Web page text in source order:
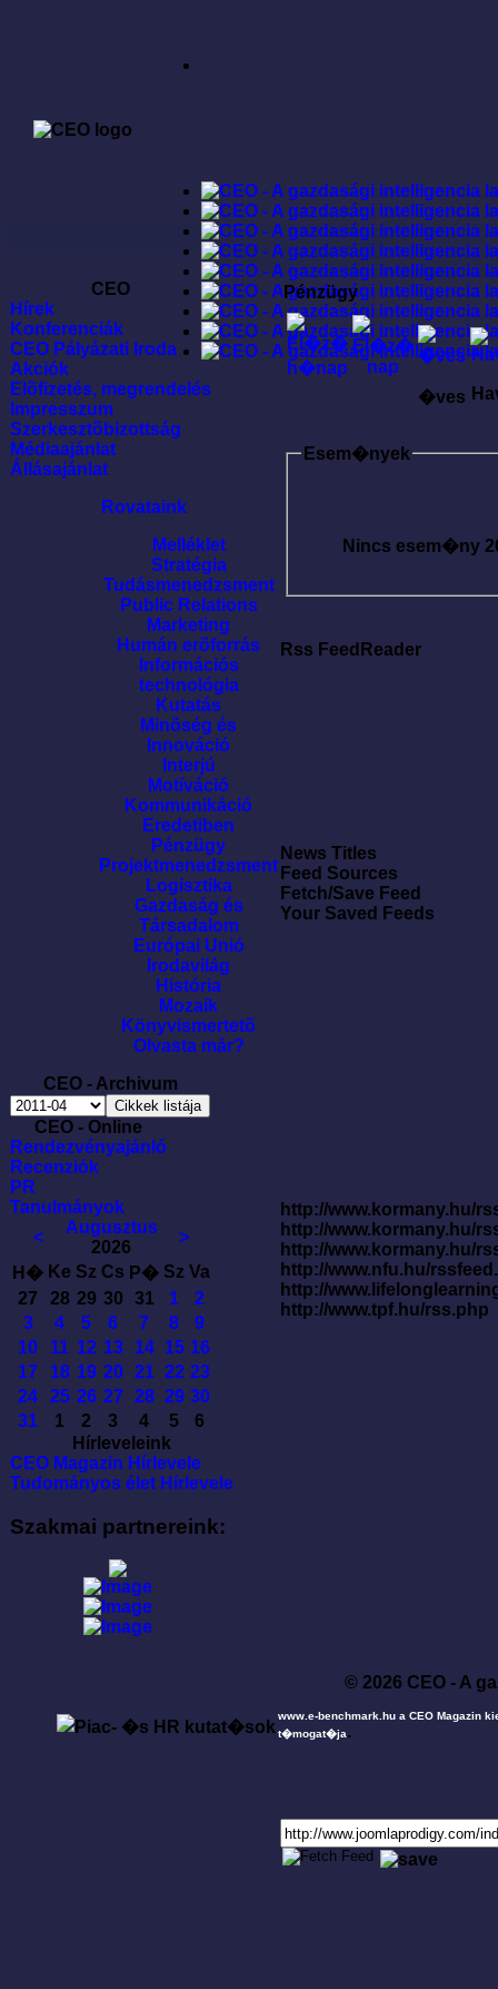
CEO
Hírek
Konferenciák
CEO Pályázati Iroda
Akciók
Elõfizetés, megrendelés
Impresszum
Szerkesztõbizottság
Médiaajánlat
Állásajánlat
Rovataink
Melléklet
Stratégia
Tudásmenedzsment
Public Relations
Marketing
Humán erõforrás
Információs
technológia
Kutatás
Minõség és
Innováció
Interjú
Motíváció
Kommunikáció
Eredetiben
Pénzügy
Projektmenedzsment
Logisztika
Gazdaság és
Társadalom
Európai Unió
Irodavilág
História
Mozaik
Könyvismertetõ
Olvasta már?
CEO - Archivum
CEO - Online
Rendezvényajánló
Recenziók
PR
Tanulmányok
<
Augusztus
2026
>
H� Ke Sz Cs P� Sz Va
27
28 29 30 31 1
2
3
4 5 6 7 8
9
10
11 12 13 14 15 16
17
18 19 20 21 22 23
24
25 26 27 28 29 30
31
1 2 3 4 5
6
Hírleveleink
CEO Magazin Hírlevele
Tudományos élet Hírlevele
Szakmai partnereink:
Pénzügy
�ves
Esem�nyek
Nincs esem�ny
Rss FeedReader
News Titles
Feed Sources
Fetch/Save Feed
Your Saved Feeds
http://www.kormany.hu/
http://www.kormany.hu/
http://www.kormany.hu/
http://www.nfu.hu/
http://
http://www.tpf.hu/rss.php
© 2026 CEO - A
www.e-benchmark.hu a CEO Magazin
t�mogat�ja.